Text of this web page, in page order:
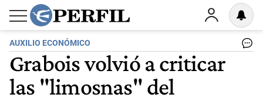
AUXILIO ECONÓMICO
Grabois volvió a criticar
las "limosnas" del